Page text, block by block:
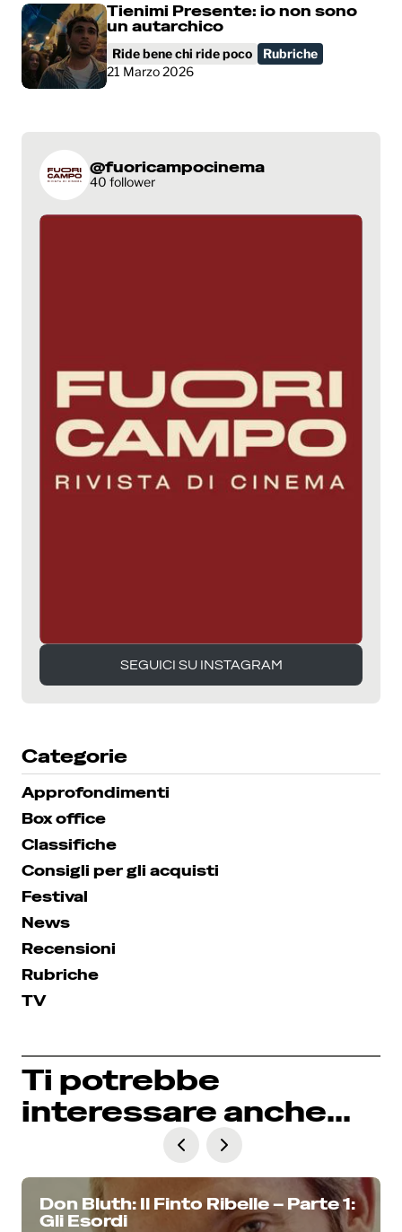
Tienimi Presente: io non sono
un autarchico
Ride bene chi ride poco
Rubriche
21 Marzo 2026
@fuoricampocinema
40 follower
SEGUICI SU INSTAGRAM
SEGUICI SU INSTAGRAM
Categorie
Approfondimenti
Box office
Classifiche
Consigli per gli acquisti
Festival
News
Recensioni
Rubriche
TV
Ti potrebbe
interessare anche...
Don Bluth: Il Finto Ribelle – Parte 1:
Gli Esordi